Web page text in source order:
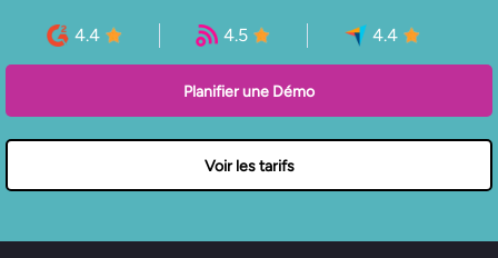
4.4 4.5 4.4
Planifier une Démo
Voir les tarifs